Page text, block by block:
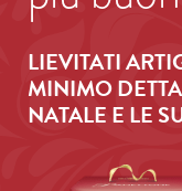
LIEVITATI
MINIMO
NATALE E LE